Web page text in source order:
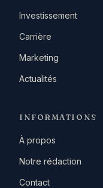
Investissement
Carrière
Marketing
Actualités
INFORMATIONS
À propos
Notre rédaction
Contact